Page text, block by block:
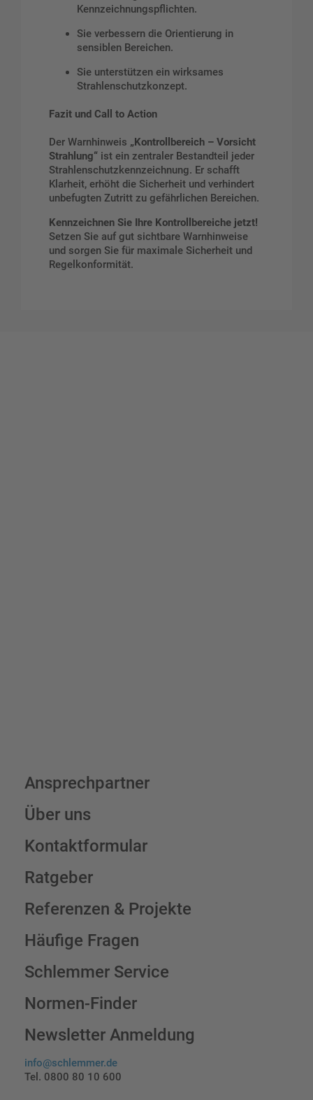
Kennzeichnungspflichten.
Sie verbessern die Orientierung in
sensiblen Bereichen.
Sie unterstützen ein wirksames
Strahlenschutzkonzept.
Fazit und Call to Action
Der Warnhinweis „Kontrollbereich – Vorsicht
Strahlung“ ist ein zentraler Bestandteil jeder
Strahlenschutzkennzeichnung. Er schafft
Klarheit, erhöht die Sicherheit und verhindert
unbefugten Zutritt zu gefährlichen Bereichen.
Kennzeichnen Sie Ihre Kontrollbereiche jetzt!
Setzen Sie auf gut sichtbare Warnhinweise
und sorgen Sie für maximale Sicherheit und
Regelkonformität.
Ansprechpartner
Über uns
Kontaktformular
Ratgeber
Referenzen & Projekte
Häufige Fragen
Schlemmer Service
Normen-Finder
Newsletter Anmeldung
info@schlemmer.de
Tel. 0800 80 10 600